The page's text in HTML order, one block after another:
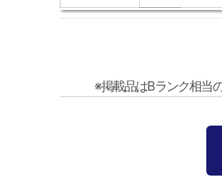
※掲載品はBランク相当